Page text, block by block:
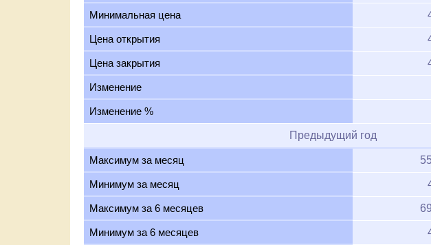
Минимальная цена
Цена открытия
Цена закрытия
Изменение
Изменение %
Предыдущий год
Максимум за месяц
Минимум за месяц
Максимум за 6 месяцев
Минимум за 6 месяцев